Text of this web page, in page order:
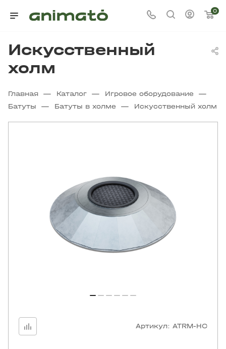
0
Искусственный
холм
Главная — Каталог — Игровое оборудование —
Батуты — Батуты в холме — Искусственный холм
Артикул: ATRM-HC